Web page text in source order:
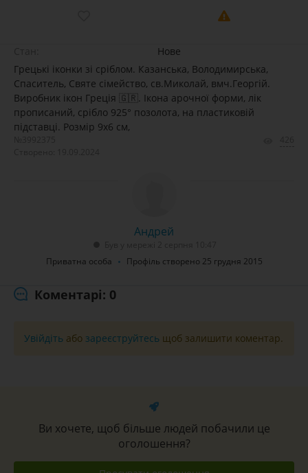
Нове
Грецькі іконки зі сріблом. Казанська, Володимирська,
Спаситель, Святе сімейство, св.Миколай, вмч.Георгій.
Виробник ікон Греція 🇬🇷. Ікона арочної форми, лік
прописаний, срібло 925° позолота, на пластиковій
підставці. Розмір 9х6 см,
Андрей
Приватна особа
Профіль створено 25 грудня 2015
Коментарі: 0
Увійдіть або зареєструйтесь щоб залишити коментар.
Ви хочете, щоб більше людей побачили це
оголошення?